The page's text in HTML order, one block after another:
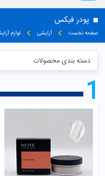
پودر فیکس
صفحه نخست آرایشی لوازم
دسته بندی محصولات
1